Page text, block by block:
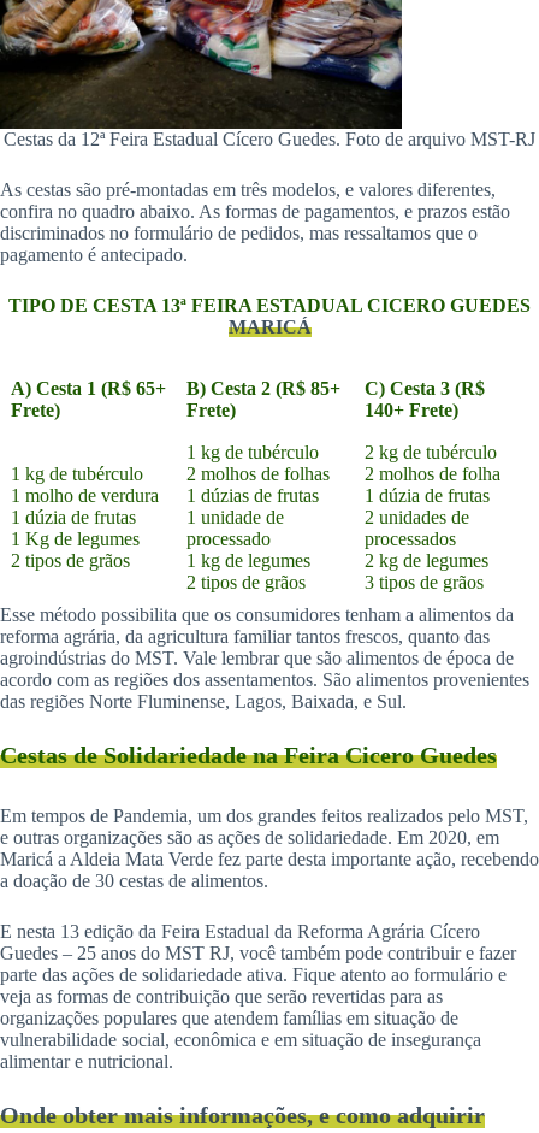
Cestas da 12ª Feira Estadual Cícero Guedes. Foto de arquivo MST-RJ
As cestas são pré-montadas em três modelos, e valores diferentes,
confira no quadro abaixo. As formas de pagamentos, e prazos estão
discriminados no formulário de pedidos, mas ressaltamos que o
pagamento é antecipado.
TIPO DE CESTA 13ª FEIRA ESTADUAL CICERO GUEDES
MARICÁ
A) Cesta 1 (R$ 65+
Frete)
B) Cesta 2 (R$ 85+
Frete)
C) Cesta 3 (R$
140+ Frete)
1 kg de tubérculo
1 molho de verdura
1 dúzia de frutas
1 Kg de legumes
2 tipos de grãos
1 kg de tubérculo
2 molhos de folhas
1 dúzias de frutas
1 unidade de
processado
1 kg de legumes
2 tipos de grãos
2 kg de tubérculo
2 molhos de folha
1 dúzia de frutas
2 unidades de
processados
2 kg de legumes
3 tipos de grãos
Esse método possibilita que os consumidores tenham a alimentos da
reforma agrária, da agricultura familiar tantos frescos, quanto das
agroindústrias do MST. Vale lembrar que são alimentos de época de
acordo com as regiões dos assentamentos. São alimentos provenientes
das regiões Norte Fluminense, Lagos, Baixada, e Sul.
Cestas de Solidariedade na Feira Cicero Guedes
Em tempos de Pandemia, um dos grandes feitos realizados pelo MST,
e outras organizações são as ações de solidariedade. Em 2020, em
Maricá a Aldeia Mata Verde fez parte desta importante ação, recebendo
a doação de 30 cestas de alimentos.
E nesta 13 edição da Feira Estadual da Reforma Agrária Cícero
Guedes – 25 anos do MST RJ, você também pode contribuir e fazer
parte das ações de solidariedade ativa. Fique atento ao formulário e
veja as formas de contribuição que serão revertidas para as
organizações populares que atendem famílias em situação de
vulnerabilidade social, econômica e em situação de insegurança
alimentar e nutricional.
Onde obter mais informações, e como adquirir